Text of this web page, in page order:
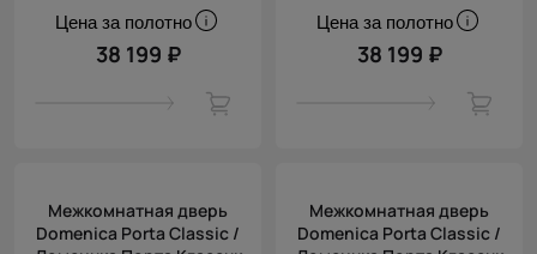
Цена за полотно
38 199 ₽
Цена за полотно
38 199 ₽
Межкомнатная дверь
Domenica Porta Classic /
Межкомнатная дверь
Domenica Porta Classic /